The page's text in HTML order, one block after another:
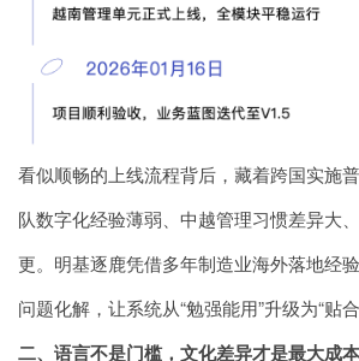
看似顺畅的上线流程背后，藏着跨国实施
队数字化经验薄弱、中越管理习惯差异大
更。明基逐鹿凭借多年制造业海外落地经
问题化解，让系统从“勉强能用”升级为“贴
二、语言不是门槛，文化差异才是最大成本